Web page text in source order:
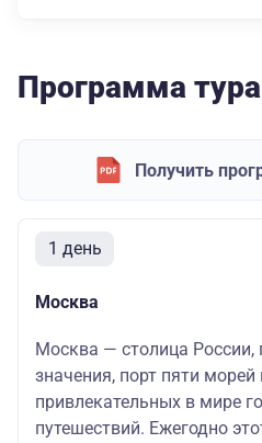
Программа тура
Получить
1 день
Москва
Москва — столица России,
значения, порт пяти
привлекательных в мире
путешествий. Ежегодно